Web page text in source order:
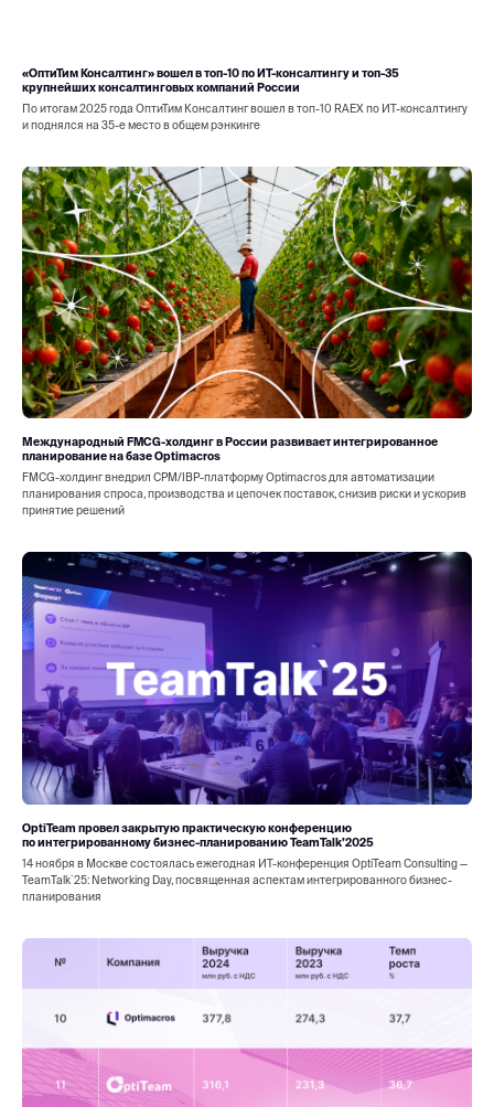
«ОптиТим Консалтинг» вошел в топ-10 по ИТ-консалтингу и топ-35
крупнейших консалтинговых компаний России
По итогам 2025 года ОптиТим Консалтинг вошел в топ-10 RAEX по ИТ-консалтингу
и поднялся на 35-е место в общем рэнкинге
Международный FMCG-холдинг в России развивает интегрированное
планирование на базе Optimacros
FMCG-холдинг внедрил CPM/IBP-платформу Optimacros для автоматизации
планирования спроса, производства и цепочек поставок, снизив риски и ускорив
принятие решений
OptiTeam провел закрытую практическую конференцию
по интегрированному бизнес-планированию TeamTalk’2025
14 ноября в Москве состоялась ежегодная ИТ-конференция OptiTeam Consulting —
TeamTalk`25: Networking Day, посвященная аспектам интегрированного бизнес-
планирования